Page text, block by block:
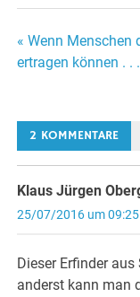
Beitrags-
« Wenn Menschen
ertragen können . . .
2 KOMMENTARE
Klaus Jürgen
25/07/2016 um 09:25
Dieser Erfinder
anderst kann man